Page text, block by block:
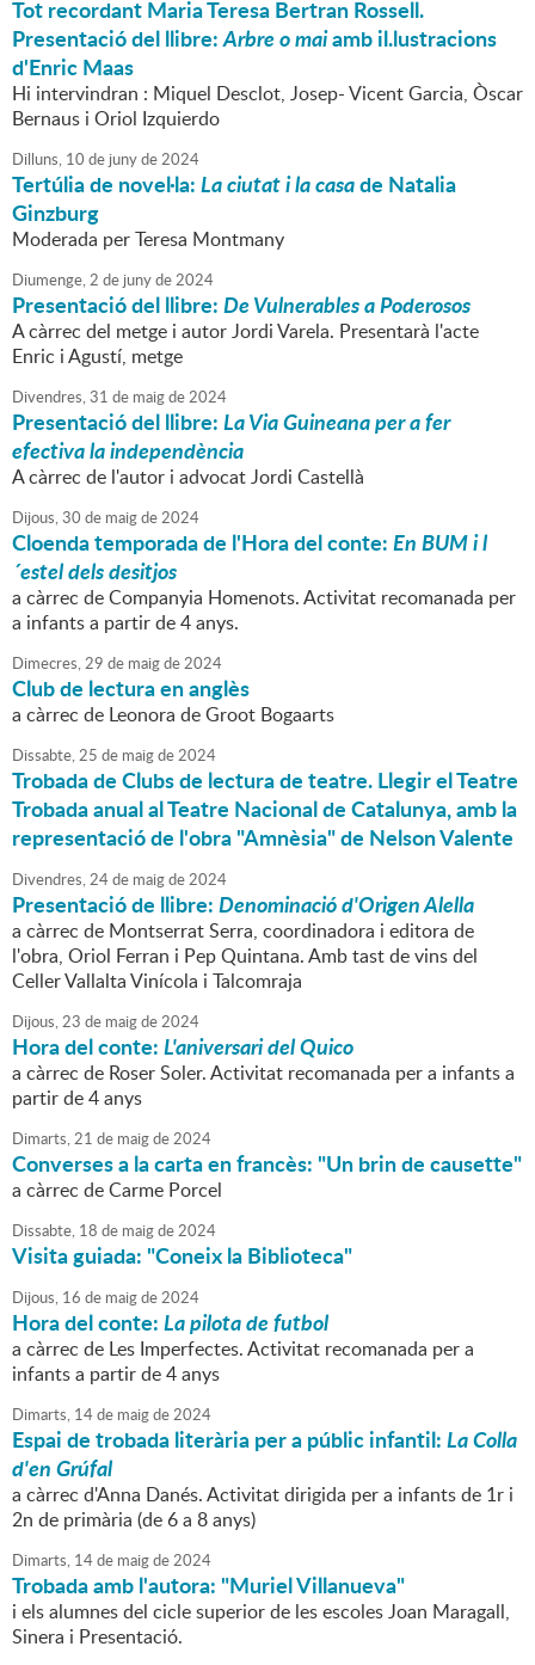
Tot recordant Maria Teresa Bertran Rossell.
Presentació del llibre:Arbre o maiamb il.lustracions
d'Enric Maas
Hi intervindran : Miquel Desclot, Josep- Vicent Garcia, Òscar
Bernaus i Oriol Izquierdo
Dilluns, 10 de junyde2024
Tertúlia de novel·la:La ciutat i la casade Natalia
Ginzburg
Moderada per Teresa Montmany
Diumenge,2 de junyde2024
Presentació del llibre:De Vulnerables a Poderosos
A càrrec del metge i autor Jordi Varela. Presentarà l'acte
Enric i Agustí, metge
Divendres,31 de maigde2024
Presentació del llibre:La Via Guineana per a fer
efectiva la independència
A càrrec de l'autor i advocat Jordi Castellà
Dijous,30 de maigde2024
Cloenda temporada de l'Hora del conte:En BUM i l
´estel dels desitjos
a càrrec de Companyia Homenots. Activitat recomanada per
a infants a partir de 4 anys.
Dimecres,29 de maigde2024
Club de lectura en anglès
a càrrec de Leonora de Groot Bogaarts
Dissabte,25 de maigde2024
Trobada de Clubs de lectura de teatre. Llegir el Teatre
Trobada anual al Teatre Nacional de Catalunya, amb la
representació de l'obra "Amnèsia" de Nelson Valente
Divendres,24de maigde2024
Presentació de llibre:Denominació d'Origen Alella
a càrrec de Montserrat Serra, coordinadora i editora de
l'obra, Oriol Ferran i Pep Quintana. Amb tast de vins del
Celler Vallalta Vinícola i Talcomraja
Dijous,23 de maigde2024
Hora del conte:L'aniversari del Quico
a càrrec de Roser Soler. Activitat recomanada per a infants a
partir de 4 anys
Dimarts,21 de maigde2024
Converses a la carta en francès: "Un brin de causette"
a càrrec de Carme Porcel
Dissabte, 18 de maigde2024
Visita guiada: "Coneix la Biblioteca"
Dijous, 16 de maigde2024
Hora del conte:La pilota de futbol
a càrrec de Les Imperfectes. Activitat recomanada per a
infants a partir de 4 anys
Dimarts, 14de maigde2024
Espai de trobada literària per a públic infantil:La Colla
d'en Grúfal
a càrrec d'Anna Danés. Activitat dirigida per a infants de 1r i
2n de primària (de 6 a 8 anys)
Dimarts, 14de maigde2024
Trobada amb l'autora: "Muriel Villanueva"
i els alumnes del cicle superior de les escoles Joan Maragall,
Sinera i Presentació.